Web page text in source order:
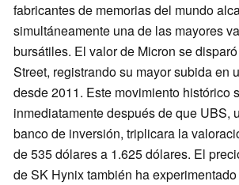
fabricantes de memorias del mundo
simultáneamente una de las mayores
bursátiles. El valor de Micron se
Street, registrando su mayor subida en
desde 2011. Este movimiento histórico
inmediatamente después de que UBS,
banco de inversión, triplicara la
de 535 dólares a 1.625 dólares. El
de SK Hynix también ha